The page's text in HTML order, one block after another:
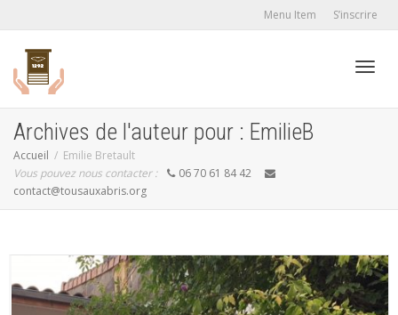
Menu Item S’inscrire
Archives de l'auteur pour : EmilieB
Accueil
Emilie Bretault
Vous pouvez nous contacter :
06 70 61 84 42
contact@tousauxabris.org